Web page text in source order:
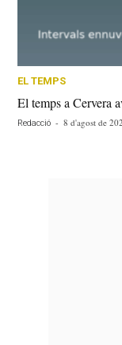
EL TEMPS
El temps a Cervera
Redacció - 8 d'agost de